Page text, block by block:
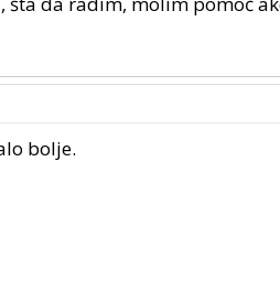
bolje.